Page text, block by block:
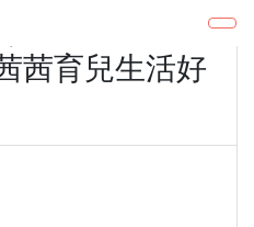
茜育兒生活好